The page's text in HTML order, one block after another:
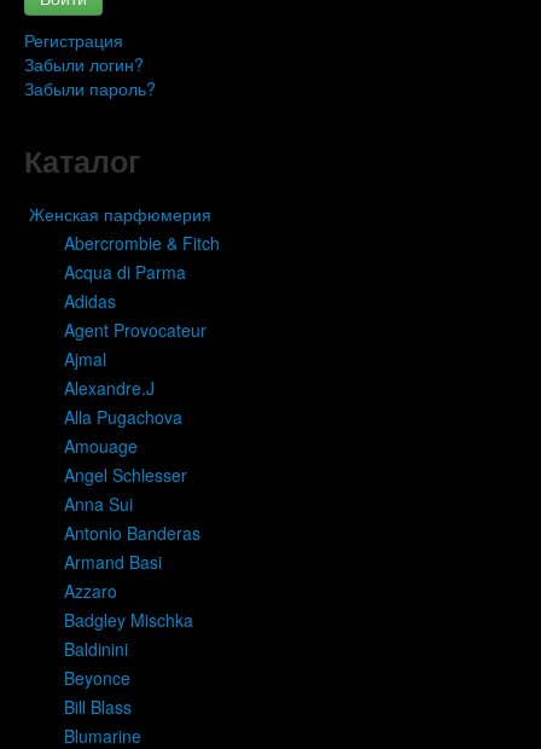
Регистрация
Забыли логин?
Забыли пароль?
Каталог
Женская парфюмерия
Abercrombie & Fitch
Acqua di Parma
Adidas
Agent Provocateur
Ajmal
Alexandre.J
Alla Pugachova
Amouage
Angel Schlesser
Anna Sui
Antonio Banderas
Armand Basi
Azzaro
Badgley Mischka
Baldinini
Beyonce
Bill Blass
Blumarine